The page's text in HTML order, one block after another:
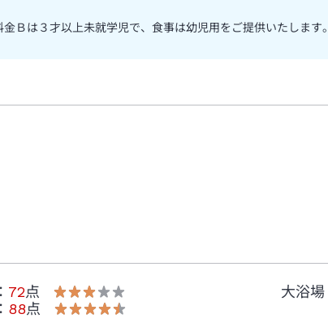
Ｂは３才以上未就学児で、食事は幼児用をご提供いたします。
： 72点 大浴場
： 88点